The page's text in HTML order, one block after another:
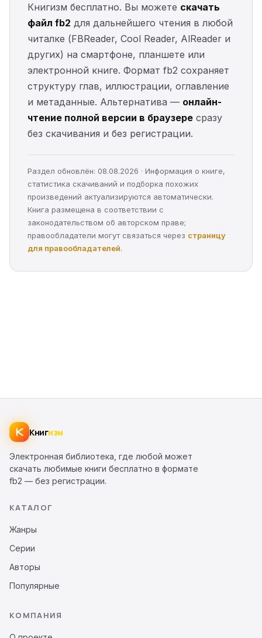
Книгизм бесплатно. Вы можете скачать
файл fb2 для дальнейшего чтения в любой
читалке (FBReader, Cool Reader, AlReader и
других) на смартфоне, планшете или
электронной книге. Формат fb2 сохраняет
структуру глав, иллюстрации, оглавление
и метаданные. Альтернатива — онлайн-
чтение полной версии в браузере сразу
без скачивания и без регистрации.
Раздел обновлён: 08.08.2026 · Информация о книге,
статистика скачиваний и подборка похожих
произведений актуализируются автоматически.
Книга размещена в соответствии с
законодательством об авторском праве;
правообладатели могут связаться через страницу
для правообладателей.
Книгизм
Электронная библиотека, где любой может
скачать любимые книги бесплатно в формате
fb2 — без регистрации.
КАТАЛОГ
Жанры
Серии
Авторы
Популярные
КОМПАНИЯ